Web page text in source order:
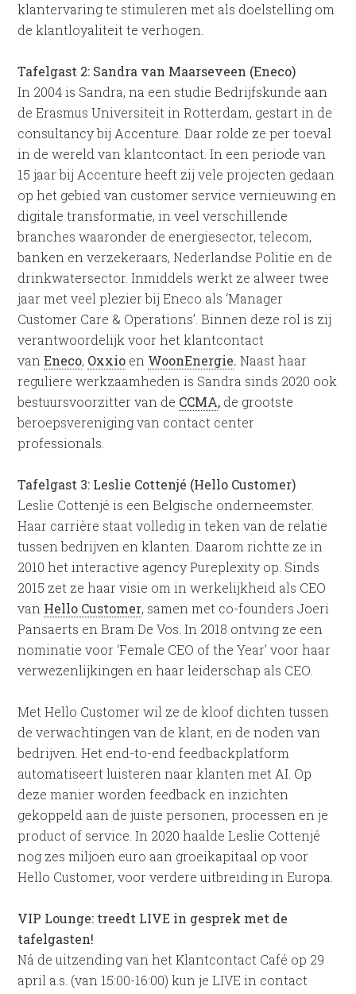
klantervaring te stimuleren met als doelstelling om
de klantloyaliteit te verhogen.
Tafelgast 2: Sandra van Maarseveen (Eneco)
In 2004 is Sandra, na een studie Bedrijfskunde aan
de Erasmus Universiteit in Rotterdam, gestart in de
consultancy bij Accenture. Daar rolde ze per toeval
in de wereld van klantcontact. In een periode van
15 jaar bij Accenture heeft zij vele projecten gedaan
op het gebied van customer service vernieuwing en
digitale transformatie, in veel verschillende
branches waaronder de energiesector, telecom,
banken en verzekeraars, Nederlandse Politie en de
drinkwatersector. Inmiddels werkt ze alweer twee
jaar met veel plezier bij Eneco als ‘Manager
Customer Care & Operations’. Binnen deze rol is zij
verantwoordelijk voor het klantcontact
vanEneco, Oxxio en WoonEnergie. Naast haar
reguliere werkzaamheden is Sandra sinds 2020 ook
bestuursvoorzitter van de CCMA, de grootste
beroepsvereniging van contact center
professionals.
Tafelgast 3: Leslie Cottenjé (Hello Customer)
Leslie Cottenjé is een Belgische onderneemster.
Haar carrière staat volledig in teken van de relatie
tussen bedrijven en klanten. Daarom richtte ze in
2010 het interactive agency Pureplexity op. Sinds
2015 zet ze haar visie om in werkelijkheid als CEO
van Hello Customer, samen met co-founders Joeri
Pansaerts en Bram De Vos. In 2018 ontving ze een
nominatie voor ‘Female CEO of the Year’ voor haar
verwezenlijkingen en haar leiderschap als CEO.
Met Hello Customer wil ze de kloof dichten tussen
de verwachtingen van de klant, en de noden van
bedrijven. Het end-to-end feedbackplatform
automatiseert luisteren naar klanten met AI. Op
deze manier worden feedback en inzichten
gekoppeld aan de juiste personen, processen en je
product of service. In 2020 haalde Leslie Cottenjé
nog zes miljoen euro aan groeikapitaal op voor
Hello Customer, voor verdere uitbreiding in Europa.
VIP Lounge: treedt LIVE in gesprek met de
tafelgasten!
Ná de uitzending van het Klantcontact Café op 29
april a.s. (van 15:00-16:00) kun je LIVE in contact